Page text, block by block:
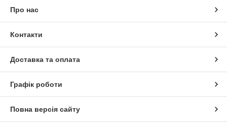
Про нас
Контакти
Доставка та оплата
Графік роботи
Повна версія сайту